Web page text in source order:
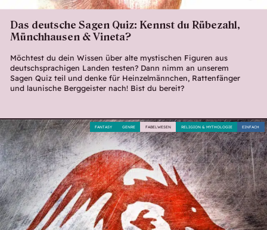
Das deutsche Sagen Quiz: Kennst du Rübezahl,
Münchhausen & Vineta?
Möchtest du dein Wissen über alte mystischen Figuren aus
deutschsprachigen Landen testen? Dann nimm an unserem
Sagen Quiz teil und denke für Heinzelmännchen, Rattenfänger
und launische Berggeister nach! Bist du bereit?
EINFACH
RELIGION & MYTHOLOGIE
FABELWESEN
GENRE
FANTASY